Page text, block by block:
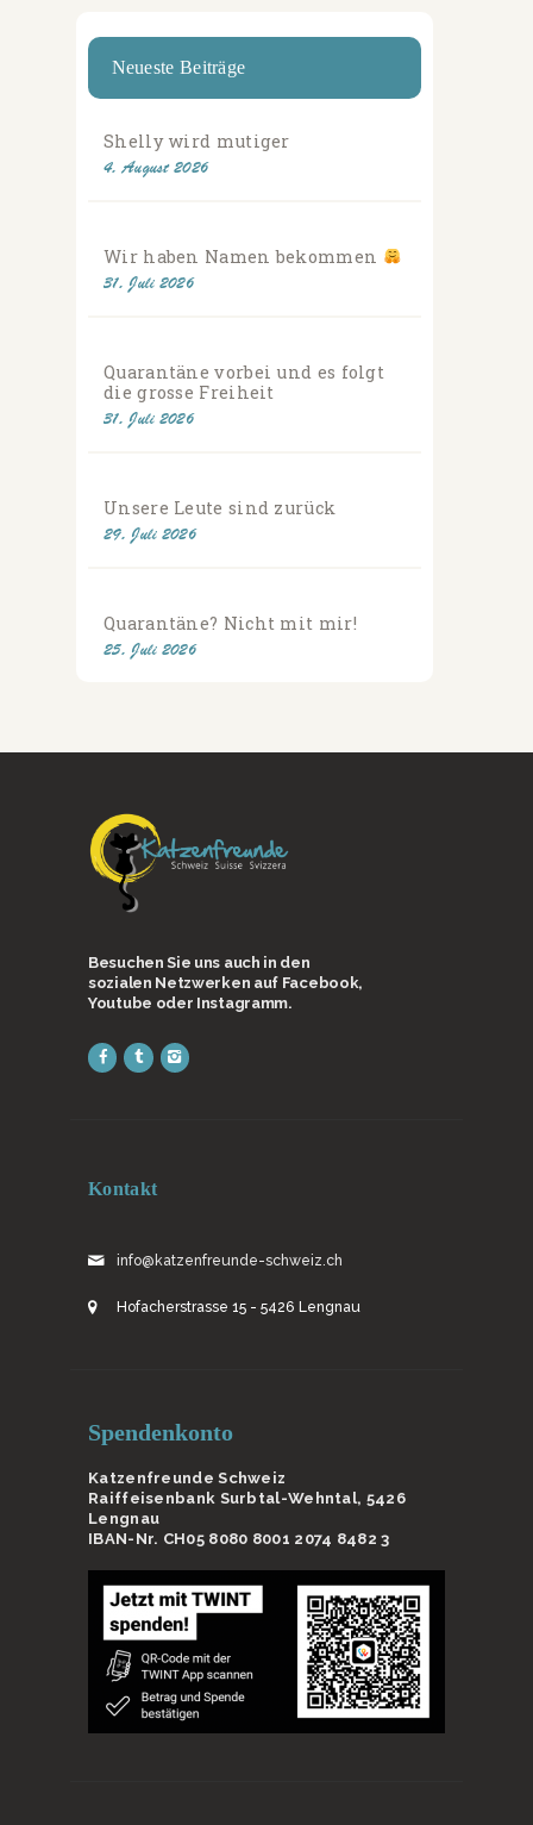
Neueste Beiträge
Shelly wird mutiger
4. August 2026
Wir haben Namen bekommen
31. Juli 2026
Quarantäne vorbei und es folgt
die grosse Freiheit
31. Juli 2026
Unsere Leute sind zurück
29. Juli 2026
Quarantäne? Nicht mit mir!
25. Juli 2026
Besuchen Sie uns auch in den
sozialen Netzwerken auf Facebook,
Youtube oder Instagramm.
Kontakt
info@katzenfreunde-schweiz.ch
Hofacherstrasse 15 - 5426 Lengnau
Spendenkonto
Katzenfreunde Schweiz
Raiffeisenbank Surbtal-Wehntal, 5426
Lengnau
IBAN-Nr. CH05 8080 8001 2074 8482 3